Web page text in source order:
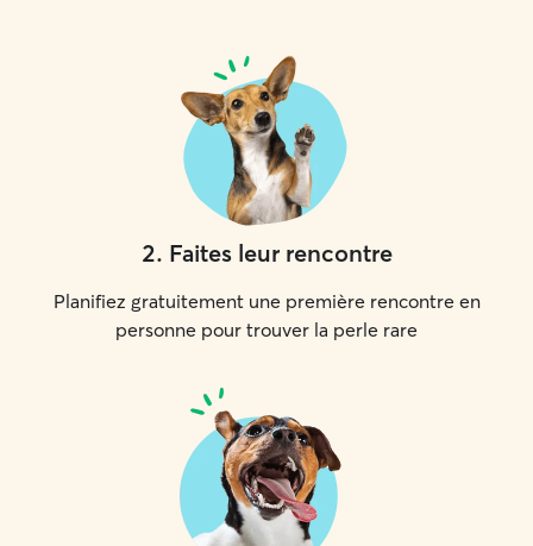
2. Faites leur rencontre
Planifiez gratuitement une première rencontre en
personne pour trouver la perle rare